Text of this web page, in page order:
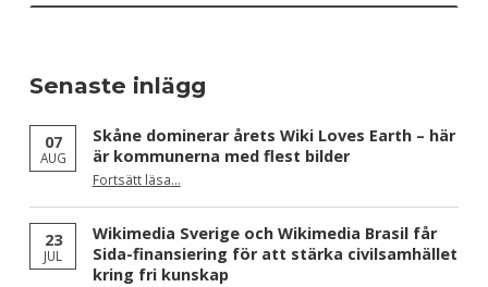
Senaste inlägg
07
AUG
Skåne dominerar årets Wiki Loves Earth – här
är kommunerna med flest bilder
Fortsätt läsa“Skåne dominerar årets Wiki Loves Earth – här är kommunerna med flest bilder”
…
23
JUL
Wikimedia Sverige och Wikimedia Brasil får
Sida-finansiering för att stärka civilsamhället
kring fri kunskap